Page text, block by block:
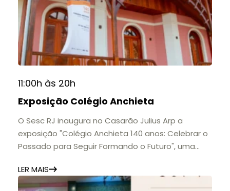
11:00h às 20h
Exposição Colégio Anchieta
O Sesc RJ inaugura no Casarão Julius Arp a
exposição "Colégio Anchieta 140 anos: Celebrar o
Passado para Seguir Formando o Futuro", uma
importantes instituições de ensino de Nova
Friburgo e do Brasil.
LER MAIS